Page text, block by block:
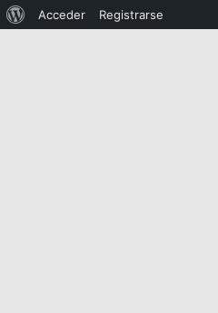
Acceder Registrarse